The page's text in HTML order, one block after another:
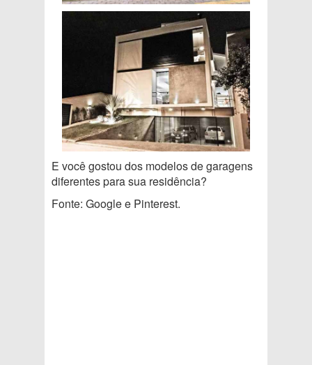
E você gostou dos modelos de garagens
diferentes para sua residência?
Fonte: Google e Pinterest.